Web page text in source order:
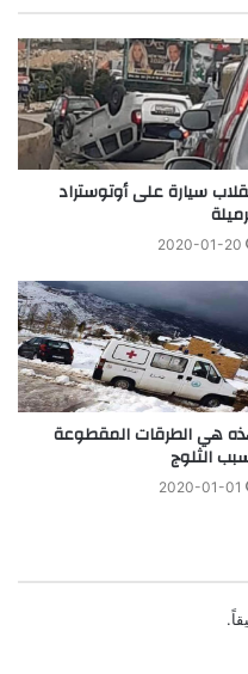
سيارة على أوتوستراد
2020-01-20
هي الطرقات المقطوعة
الثلوج
2020-01-01